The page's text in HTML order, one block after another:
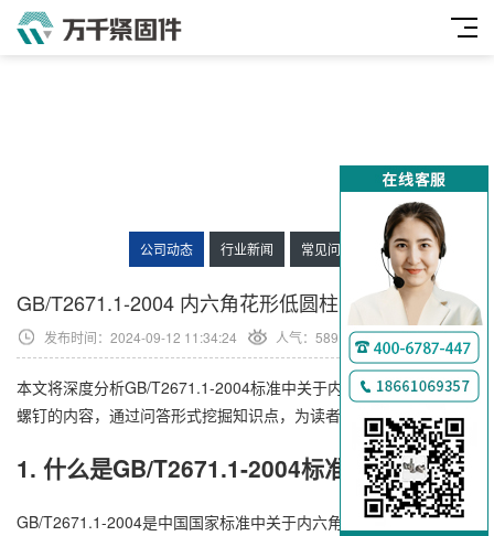
公司动态 行业新闻 常见问题
GB/T2671.1-2004 内六角花形低圆柱头螺钉
发布时间：2024-09-12 11:34:24 人气： 589 来源：
本文将深度分析GB/T2671.1-2004标准中关于内六角花形低圆柱头
螺钉的内容，通过问答形式挖掘知识点，为读者提供全面的了解。
1. 什么是GB/T2671.1-2004标准？
GB/T2671.1-2004是中国国家标准中关于内六角花形低圆柱头螺钉